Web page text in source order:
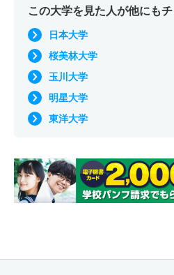
この大学を見た人が他にも
日本大学
桜美林大学
玉川大学
明星大学
東洋大学